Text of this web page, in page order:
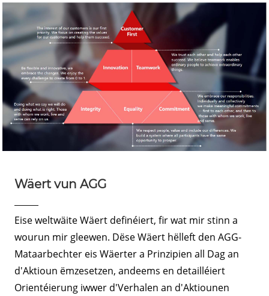
Wäert vun AGG
Eise weltwäite Wäert definéiert, fir wat mir stinn a
wourun mir gleewen. Dëse Wäert hëlleft den AGG-
Mataarbechter eis Wäerter a Prinzipien all Dag an
d'Aktioun ëmzesetzen, andeems en detailléiert
Orientéierung iwwer d'Verhalen an d'Aktiounen